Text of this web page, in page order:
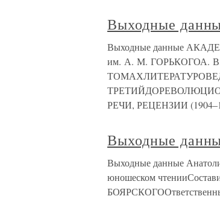
Выходные
Выходные данные
им. А. М. ГОРЬКОГОА.
РЕЧИ, РЕЦЕНЗИИ
Выходные
Выходные данные
юношеском